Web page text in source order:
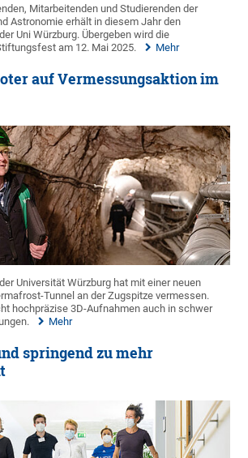
Mitarbeitenden und Studierenden der
Astronomie erhält in diesem Jahr den
Uni Würzburg. Übergeben wird die
am 12. Mai 2025.
Mehr
auf Vermessungsaktion im
Universität Würzburg hat mit einer neuen
Tunnel an der Zugspitze vermessen.
hochpräzise 3D-Aufnahmen auch in schwer
Mehr
springend zu mehr